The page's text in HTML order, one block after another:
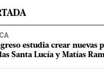
estudia crear nuevas
Santa Lucía y Matías